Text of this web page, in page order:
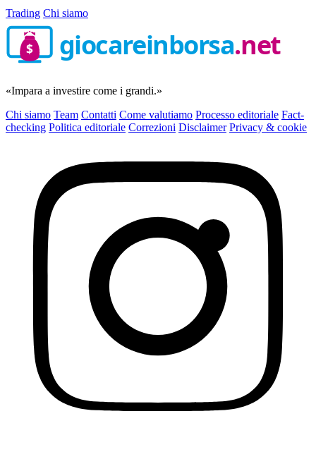
Trading Chi siamo
$ giocareinborsa.net
«Impara a investire come i grandi.»
Chi siamo Team Contatti Come valutiamo Processo editoriale Fact-
checking Politica editoriale Correzioni Disclaimer Privacy & cookie